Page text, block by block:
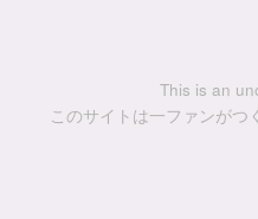
This is an
このサイトは一ファンが